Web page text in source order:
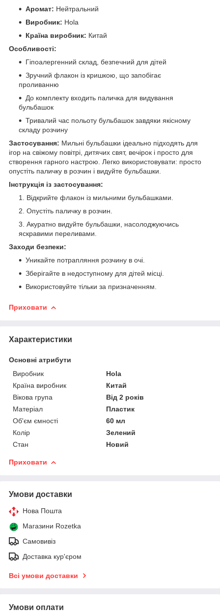
Аромат: Нейтральний
Виробник: Hola
Країна виробник: Китай
Особливості:
Гіпоалергенний склад, безпечний для дітей
Зручний флакон із кришкою, що запобігає
проливанню
До комплекту входить паличка для видування
бульбашок
Тривалий час польоту бульбашок завдяки якісному
складу розчину
Застосування: Мильні бульбашки ідеально підходять для
ігор на свіжому повітрі, дитячих свят, вечірок і просто для
створення гарного настрою. Легко використовувати: просто
опустіть паличку в розчин і видуйте бульбашки.
Інструкція із застосування:
Відкрийте флакон із мильними бульбашками.
Опустіть паличку в розчин.
Акуратно видуйте бульбашки, насолоджуючись
яскравими переливами.
Заходи безпеки:
Уникайте потрапляння розчину в очі.
Зберігайте в недоступному для дітей місці.
Використовуйте тільки за призначенням.
Приховати
Характеристики
Основні атрибути
Виробник
Hola
Країна виробник
Китай
Вікова група
Від 2 років
Матеріал
Пластик
Об'єм ємності
60 мл
Колір
Зелений
Стан
Новий
Приховати
Умови доставки
Нова Пошта
Магазини Rozetka
Самовивіз
Доставка кур'єром
Всі умови доставки
Умови оплати